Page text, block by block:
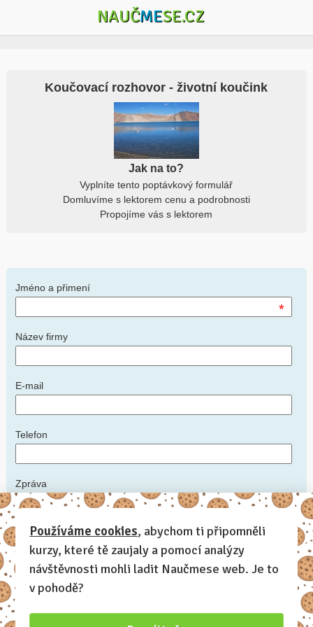
NAUČMESE.CZ
Koučovací rozhovor - životní koučink
Jak na to?
Vyplníte tento poptávkový formulář
Domluvíme s lektorem cenu a podrobnosti
Propojíme vás s lektorem
Jméno a přimení
*
Název firmy
E-mail
Telefon
Zpráva
*
Napište nám podrobnosti: ideální datum konání kurzu, počet
zaměstnanců, zda máte prostory, kde kurz uspořádat, další informace,
které by měl lektor vědět
Používáme cookies, abychom ti připomněli
kurzy, které tě zaujaly a pomocí analýzy
návštěvnosti mohli ladit Naučmese web. Je to
v pohodě?